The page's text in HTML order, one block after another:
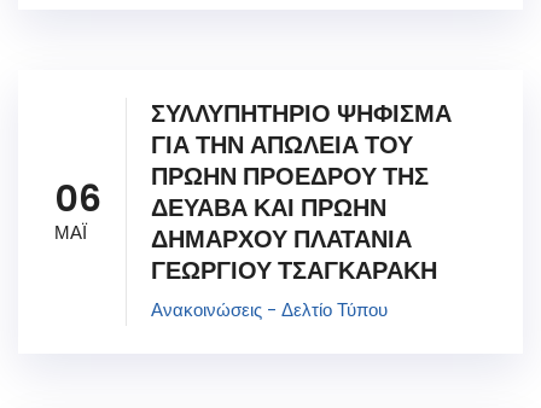
06
ΜΑΪ
ΣΥΛΛΥΠΗΤΗΡΙΟ ΨΗΦΙΣΜΑ
ΓΙΑ ΤΗΝ ΑΠΩΛΕΙΑ ΤΟΥ
ΠΡΩΗΝ ΠΡΟΕΔΡΟΥ ΤΗΣ
ΔΕΥΑΒΑ ΚΑΙ ΠΡΩΗΝ
ΔΗΜΑΡΧΟΥ ΠΛΑΤΑΝΙΑ
ΓΕΩΡΓΙΟΥ ΤΣΑΓΚΑΡΑΚΗ
Ανακοινώσεις - Δελτίο Τύπου